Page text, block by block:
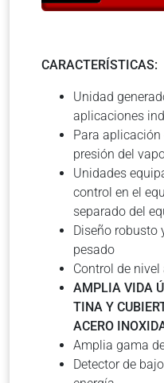
CARACTERÍSTICAS:
Unidad
aplicaciones
Para aplicación
presión del
Unidades
control en el
separado del
Diseño robusto
pesado
Control de
AMPLIA VIDA
TINA Y
ACERO
Amplia gama
Detector de